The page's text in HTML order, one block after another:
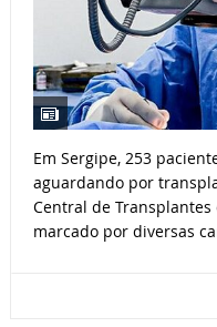
Em Sergipe, 253
aguardando por
Central de
marcado por diversas